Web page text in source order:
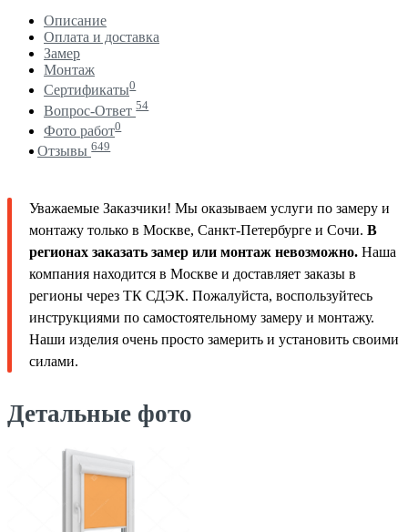
Описание
Оплата и доставка
Замер
Монтаж
Сертификаты0
Вопрос-Ответ 54
Фото работ0
Отзывы 649
Уважаемые Заказчики! Мы оказываем услуги по замеру и
монтажу только в Москве, Санкт-Петербурге и Сочи. В
регионах заказать замер или монтаж невозможно. Наша
компания находится в Москве и доставляет заказы в
регионы через ТК СДЭК. Пожалуйста, воспользуйтесь
инструкциями по самостоятельному замеру и монтажу.
Наши изделия очень просто замерить и установить своими
силами.
Детальные фото